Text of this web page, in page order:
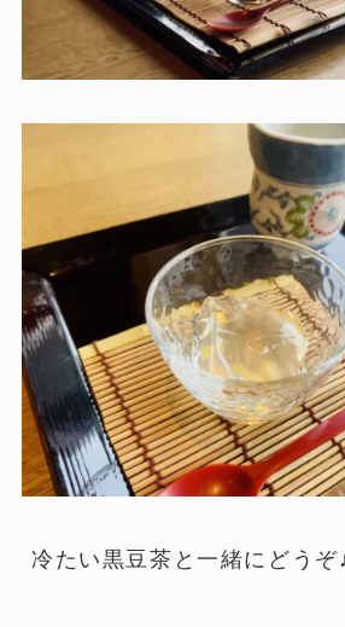
冷たい黒豆茶と一緒にどう